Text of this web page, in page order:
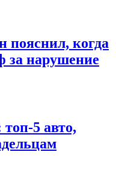
пояснил, когда
за нарушение
5 авто,